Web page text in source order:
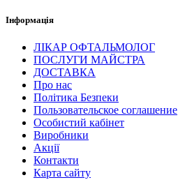
Інформація
ЛІКАР ОФТАЛЬМОЛОГ
ПОСЛУГИ МАЙСТРА
ДОСТАВКА
Про нас
Політика Безпеки
Пользовательское соглашение
Особистий кабінет
Виробники
Акції
Контакти
Карта сайту